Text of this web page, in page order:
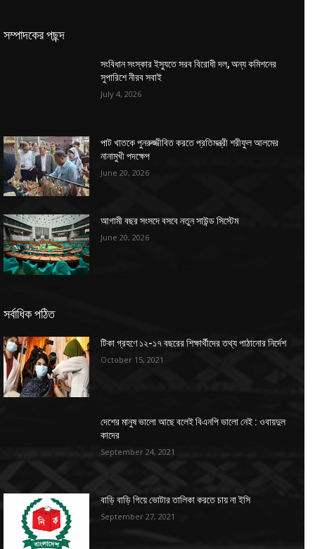
সম্পাদকের পছন্দ
সংবিধান সংস্কার ইস্যুতে সরব বিরোধী দল, অন্য কমিশনের
সুপারিশে নীরব সবাই
July 4, 2026
পাট খাতকে পুনরুজ্জীবিত করতে প্রতিমন্ত্রী শরীফুল আলমের
নানামুখী পদক্ষেপ
June 20, 2026
আগামী বছর সংসদে বসবে নতুন সাউন্ড সিস্টেম
June 20, 2026
সর্বাধিক পঠিত
টিকা গ্রহণে ১২-১৭ বছরের শিক্ষার্থীদের তথ্য পাঠানোর নির্দেশ
October 15, 2021
দেশের মানুষ ভালো আছে বলেই বিএনপি ভালো নেই : ওবায়দুল
কাদের
September 24, 2021
বাড়ি বাড়ি গিয়ে ভোটার তালিকা করতে চায় না ইসি
September 27, 2021